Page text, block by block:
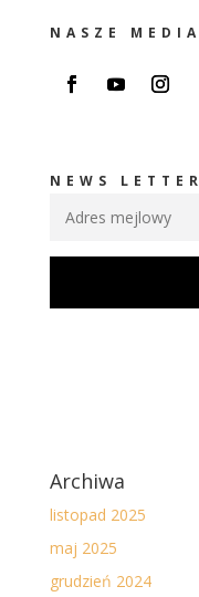
NASZE MEDIA
NEWS LETTER
Archiwa
listopad 2025
maj 2025
grudzień 2024